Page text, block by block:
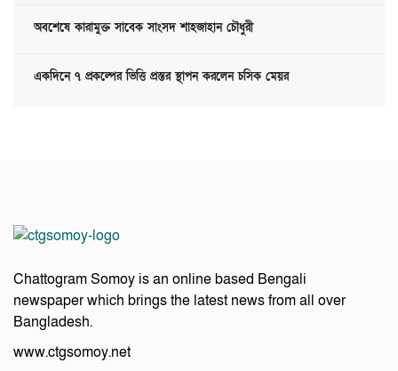
অবশেষে কারামুক্ত সাবেক সাংসদ শাহজাহান চৌধুরী
একদিনে ৭ প্রকল্পের ভিত্তি প্রস্তর স্থাপন করলেন চসিক মেয়র
Chattogram Somoy is an online based Bengali
newspaper which brings the latest news from all over
Bangladesh.
www.ctgsomoy.net